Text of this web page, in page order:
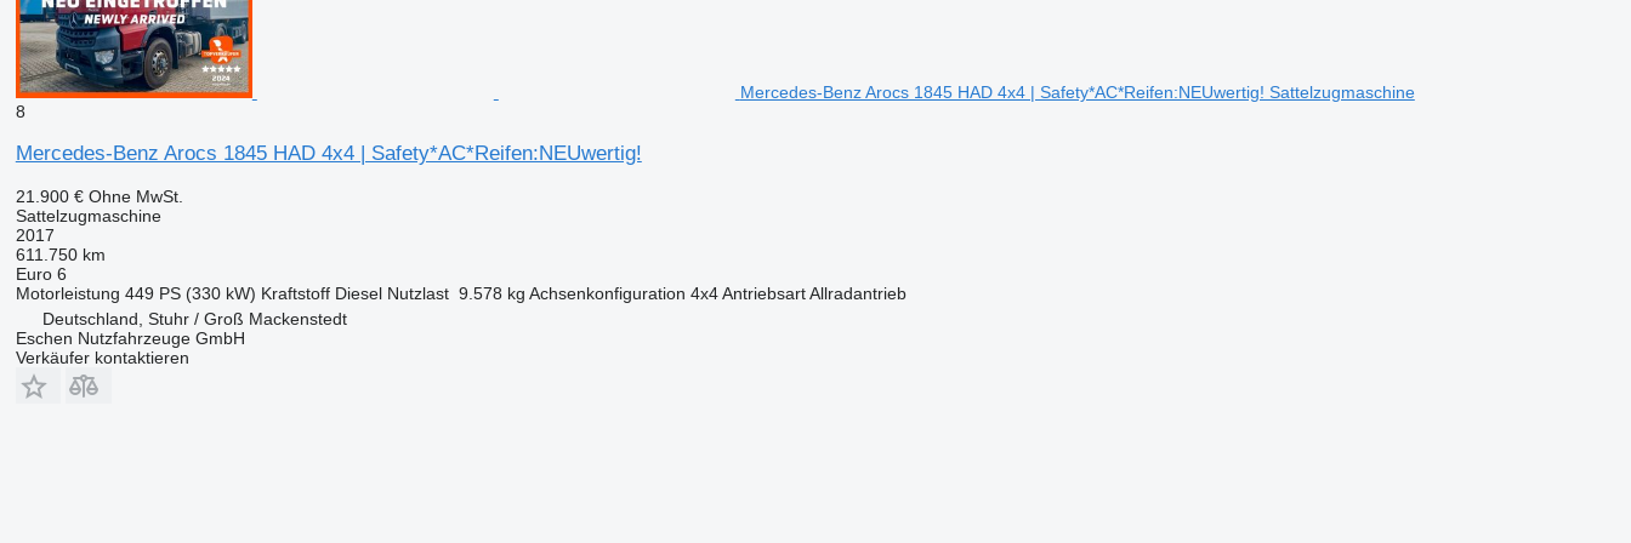
Mercedes-Benz Arocs 1845 HAD 4x4 | Safety*AC*Reifen:NEUwertig! Sattelzugmaschine
8
Mercedes-Benz Arocs 1845 HAD 4x4 | Safety*AC*Reifen:NEUwertig!
21.900 € Ohne MwSt.
Sattelzugmaschine
2017
611.750 km
Euro 6
Motorleistung 449 PS (330 kW) Kraftstoff Diesel Nutzlast 9.578 kg Achsenkonfiguration 4x4 Antriebsart Allradantrieb
Deutschland, Stuhr / Groß Mackenstedt
Eschen Nutzfahrzeuge GmbH
Verkäufer kontaktieren